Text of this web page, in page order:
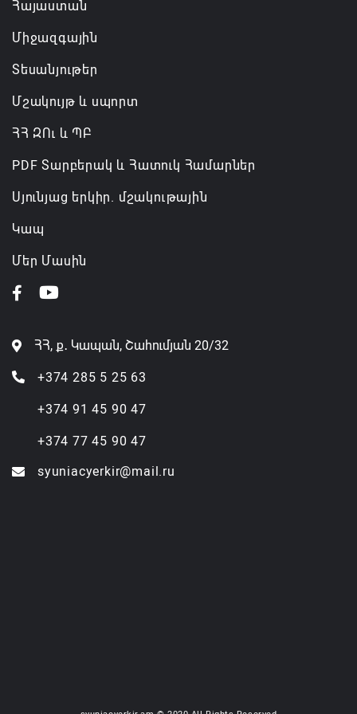
Հայաստան
Միջազգային
Տեսանյութեր
Մշակույթ և սպորտ
ՀՀ ԶՈւ և ՊԲ
PDF Տարբերակ և Հատուկ Համարներ
Սյունյաց երկիր. մշակութային
Կապ
Մեր Մասին
ՀՀ, ք․ Կապան, Շահումյան 20/32
+374 285 5 25 63
+374 91 45 90 47
+374 77 45 90 47
syuniacyerkir@mail.ru